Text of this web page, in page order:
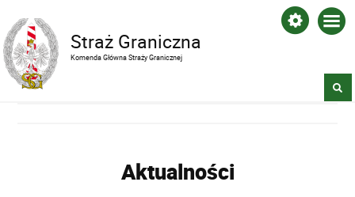
Straż Graniczna
Komenda Główna Straży Granicznej
Aktualności